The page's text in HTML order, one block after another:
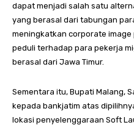
dapat menjadi salah satu
yang berasal dari tabungan
meningkatkan corporate
peduli terhadap para pekerja
berasal dari Jawa Timur.
Sementara itu, Bupati Malang,
kepada bankjatim atas
lokasi penyelenggaraan Soft